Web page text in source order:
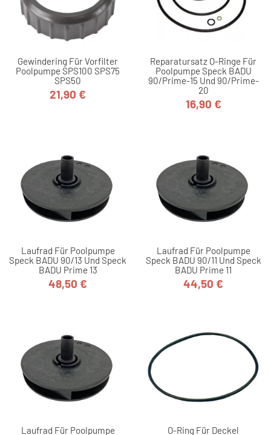
Gewindering Für Vorfilter
Poolpumpe SPS100 SPS75
SPS50
Preis
21,90 €
Reparatursatz O-Ringe Für
Poolpumpe Speck BADU
90/Prime-15 Und 90/Prime-
20
Preis
16,90 €
Laufrad Für Poolpumpe
Speck BADU 90/13 Und Speck
BADU Prime 13
Preis
48,50 €
Laufrad Für Poolpumpe
Speck BADU 90/11 Und Speck
BADU Prime 11
Preis
44,50 €
Laufrad Für Poolpumpe
O-Ring Für Deckel